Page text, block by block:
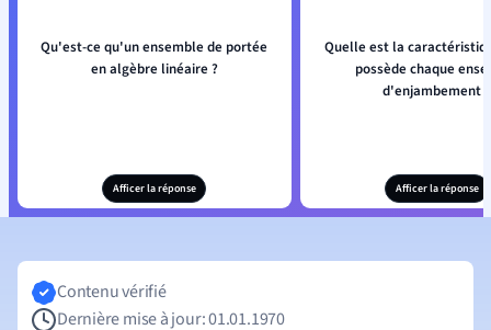
Qu'est-ce qu'un ensemble de portée
en algèbre linéaire ?
Afficer la réponse
Quelle est la
possède chaque
d'enjambement ?
Afficer la réponse
Contenu vérifié
Dernière mise à jour: 01.01.1970